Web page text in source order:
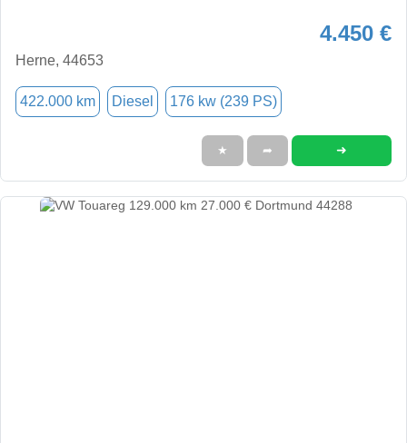
4.450 €
Herne, 44653
422.000 km Diesel 176 kw (239 PS)
★ ➦ ➜